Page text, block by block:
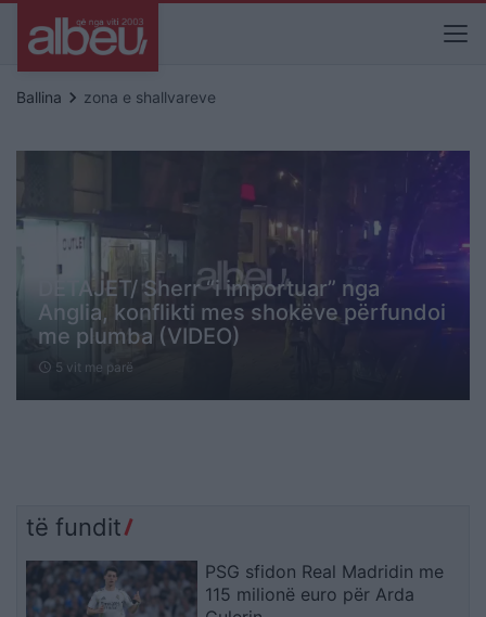
Ballina keyboard_arrow_right zona e shallvareve
DETAJET/ Sherr “i importuar” nga
Anglia, konflikti mes shokëve përfundoi
me plumba (VIDEO)
schedule 5 vit me parë
të fundit
PSG sfidon Real Madridin me
115 milionë euro për Arda